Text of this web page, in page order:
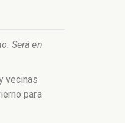
Será en
vecinas
para